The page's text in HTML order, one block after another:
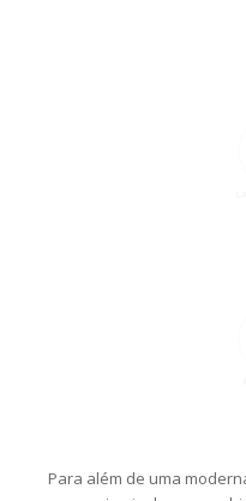
Para além de uma